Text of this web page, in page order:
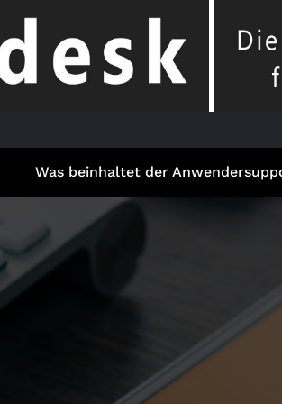
Was beinhaltet der